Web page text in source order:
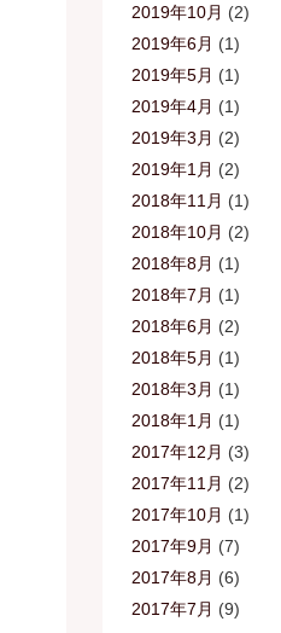
2019年10月 (2)
2019年6月 (1)
2019年5月 (1)
2019年4月 (1)
2019年3月 (2)
2019年1月 (2)
2018年11月 (1)
2018年10月 (2)
2018年8月 (1)
2018年7月 (1)
2018年6月 (2)
2018年5月 (1)
2018年3月 (1)
2018年1月 (1)
2017年12月 (3)
2017年11月 (2)
2017年10月 (1)
2017年9月 (7)
2017年8月 (6)
2017年7月 (9)